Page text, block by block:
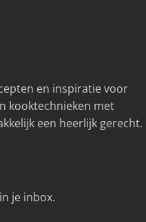
en inspiratie voor
kooktechnieken met
een heerlijk gerecht.
je inbox.